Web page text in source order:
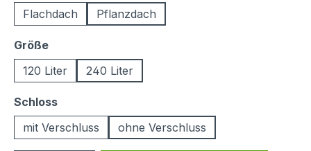
Flachdach
Pflanzdach
Größeauswählen
120 Liter
240 Liter
Schlossauswählen
mit Verschluss
ohne Verschluss